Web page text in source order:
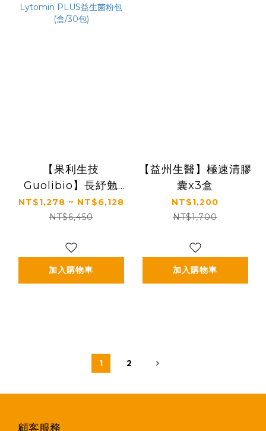
【果利生技
Guolibio】長紓勉
Lytomin PLUS益生
菌粉包 (盒/30包)
NT$1,278 ~ NT$6,128
NT$6,450
加入購物車
【益州生醫】極速清膠
囊x3盒
NT$1,200
NT$1,700
加入購物車
1 2
顧客服務